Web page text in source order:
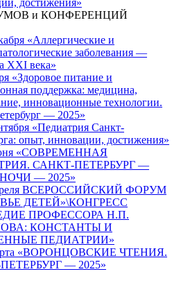
достижения»
и КОНФЕРЕНЦИЙ
«Аллергические и
заболевания —
XXI века»
«Здоровое питание и
поддержка: медицина,
инновационные технологии.
— 2025»
«Педиатрия Санкт-
опыт, инновации, достижения»
«СОВРЕМЕННАЯ
САНКТ-ПЕТЕРБУРГ —
— 2025»
ВСЕРОССИЙСКИЙ ФОРУМ
ДЕТЕЙ»\КОНГРЕСС
ПРОФЕССОРА Н.П.
КОНСТАНТЫ И
ПЕДИАТРИИ»
«ВОРОНЦОВСКИЕ ЧТЕНИЯ.
— 2025»